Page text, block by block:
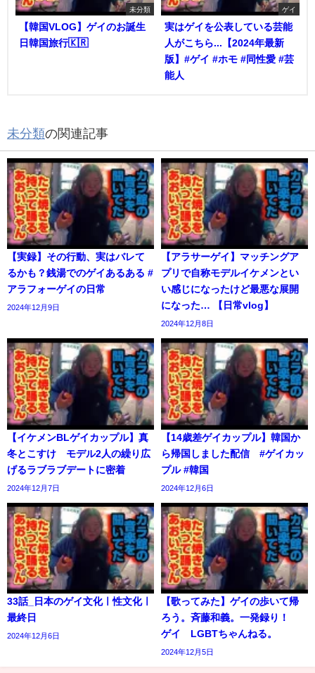
未分類
【韓国VLOG】ゲイのお誕生
日韓国旅行🇰🇷
ゲイ
実はゲイを公表している芸能
人がこちら...【2024年最新
版】#ゲイ #ホモ #同性愛 #芸
能人
未分類の関連記事
【実録】その行動、実はバレて
るかも？銭湯でのゲイあるある #
アラフォーゲイの日常
2024年12月9日
【アラサーゲイ】マッチングア
プリで自称モデルイケメンとい
い感じになったけど最悪な展開
になった… 【日常vlog】
2024年12月8日
【イケメンBLゲイカップル】真
冬とこすけ モデル2人の繰り広
げるラブラブデートに密着
2024年12月7日
【14歳差ゲイカップル】韓国か
ら帰国しました配信 #ゲイカッ
プル #韓国
2024年12月6日
33話_日本のゲイ文化ㅣ性文化ㅣ
最終日
2024年12月6日
【歌ってみた】ゲイの歩いて帰
ろう。斉藤和義。一発録り！
ゲイ LGBTちゃんねる。
2024年12月5日